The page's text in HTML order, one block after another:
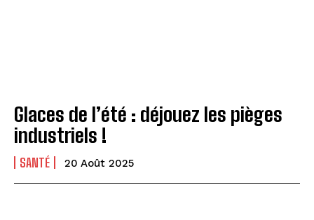
Glaces de l’été : déjouez les pièges
industriels !
SANTÉ 20 Août 2025